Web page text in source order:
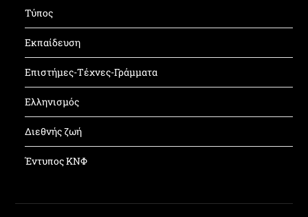
Τύπος
Εκπαίδευση
Επιστήμες-Τέχνες-Γράμματα
Ελληνισμός
Διεθνής ζωή
Έντυπος ΚΝΦ